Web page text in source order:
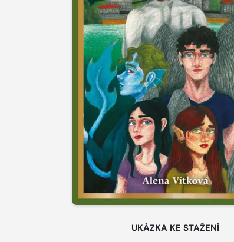
UKÁZKA KE STAŽENÍ